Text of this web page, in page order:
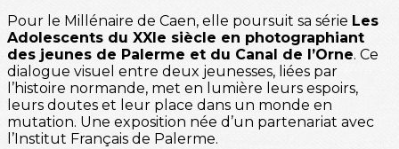
Pour le Millénaire de Caen, elle poursuit sa série Les
Adolescents du XXIe siècle en photographiant
des jeunes de Palerme et du Canal de l’Orne. Ce
dialogue visuel entre deux jeunesses, liées par
l’histoire normande, met en lumière leurs espoirs,
leurs doutes et leur place dans un monde en
mutation. Une exposition née d’un partenariat avec
l’Institut Français de Palerme.